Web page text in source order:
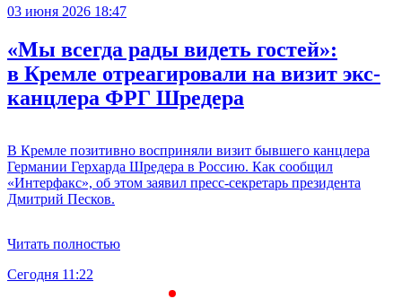
03 июня 2026 18:47
«Мы всегда рады видеть гостей»:
в Кремле отреагировали на визит экс-
канцлера ФРГ Шредера
В Кремле позитивно восприняли визит бывшего канцлера
Германии Герхарда Шредера в Россию. Как сообщил
«Интерфакс», об этом заявил пресс-секретарь президента
Дмитрий Песков.
Читать полностью
Сегодня 11:22